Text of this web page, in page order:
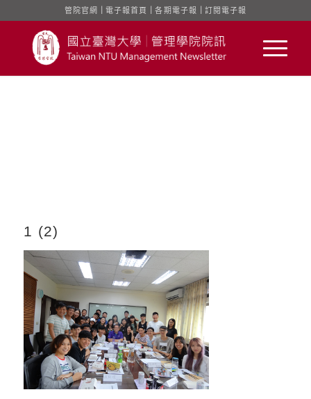
管院官網 電子報首頁 ｜各期電子報 訂閱電子報
1 (2)